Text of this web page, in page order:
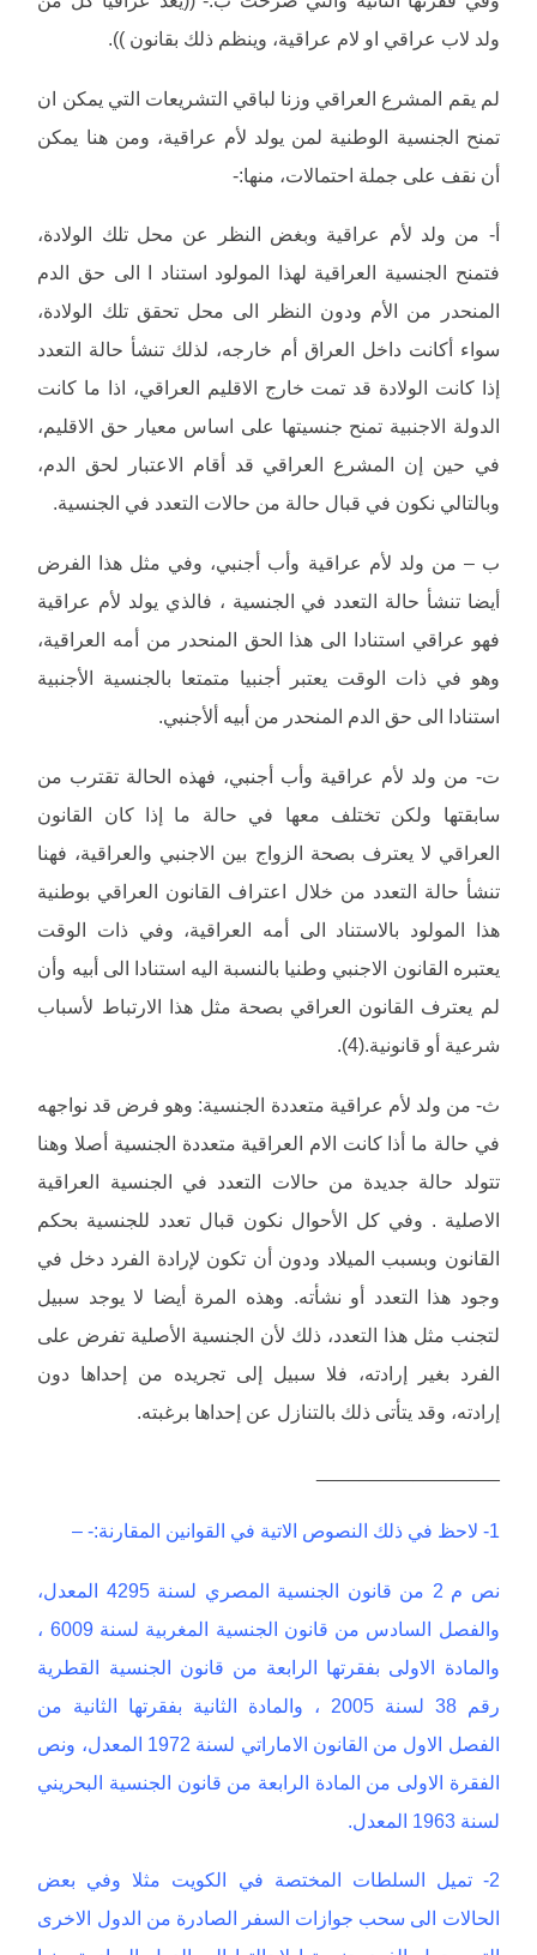
ولد لاب عراقي او لام عراقية، وينظم ذلك بقانون )).
لم يقم المشرع العراقي وزنا لباقي التشريعات التي يمكن ان
تمنح الجنسية الوطنية لمن يولد لأم عراقية، ومن هنا يمكن
أن نقف على جملة احتمالات، منها:-
أ- من ولد لأم عراقية وبغض النظر عن محل تلك الولادة،
فتمنح الجنسية العراقية لهذا المولود استناد ا الى حق الدم
المنحدر من الأم ودون النظر الى محل تحقق تلك الولادة،
سواء أكانت داخل العراق أم خارجه، لذلك تنشأ حالة التعدد
إذا كانت الولادة قد تمت خارج الاقليم العراقي، اذا ما كانت
الدولة الاجنبية تمنح جنسيتها على اساس معيار حق الاقليم،
في حين إن المشرع العراقي قد أقام الاعتبار لحق الدم،
وبالتالي نكون في قبال حالة من حالات التعدد في الجنسية.
ب – من ولد لأم عراقية وأب أجنبي، وفي مثل هذا الفرض
أيضا تنشأ حالة التعدد في الجنسية ، فالذي يولد لأم عراقية
فهو عراقي استنادا الى هذا الحق المنحدر من أمه العراقية،
وهو في ذات الوقت يعتبر أجنبيا متمتعا بالجنسية الأجنبية
استنادا الى حق الدم المنحدر من أبيه ألأجنبي.
ت- من ولد لأم عراقية وأب أجنبي، فهذه الحالة تقترب من
سابقتها ولكن تختلف معها في حالة ما إذا كان القانون
العراقي لا يعترف بصحة الزواج بين الاجنبي والعراقية، فهنا
تنشأ حالة التعدد من خلال اعتراف القانون العراقي بوطنية
هذا المولود بالاستناد الى أمه العراقية، وفي ذات الوقت
يعتبره القانون الاجنبي وطنيا بالنسبة اليه استنادا الى أبيه وأن
لم يعترف القانون العراقي بصحة مثل هذا الارتباط لأسباب
شرعية أو قانونية.(4).
ث- من ولد لأم عراقية متعددة الجنسية: وهو فرض قد نواجهه
في حالة ما أذا كانت الام العراقية متعددة الجنسية أصلا وهنا
تتولد حالة جديدة من حالات التعدد في الجنسية العراقية
الاصلية . وفي كل الأحوال نكون قبال تعدد للجنسية بحكم
القانون وبسبب الميلاد ودون أن تكون لإرادة الفرد دخل في
وجود هذا التعدد أو نشأته. وهذه المرة أيضا لا يوجد سبيل
لتجنب مثل هذا التعدد، ذلك لأن الجنسية الأصلية تفرض على
الفرد بغير إرادته، فلا سبيل إلى تجريده من إحداها دون
إرادته، وقد يتأتى ذلك بالتنازل عن إحداها برغبته.
1- لاحظ في ذلك النصوص الاتية في القوانين المقارنة:- –
نص م 2 من قانون الجنسية المصري لسنة 4295 المعدل،
والفصل السادس من قانون الجنسية المغربية لسنة 6009 ،
والمادة الاولى بفقرتها الرابعة من قانون الجنسية القطرية
رقم 38 لسنة 2005 ، والمادة الثانية بفقرتها الثانية من
الفصل الاول من القانون الاماراتي لسنة 1972 المعدل، ونص
الفقرة الاولى من المادة الرابعة من قانون الجنسية البحريني
لسنة 1963 المعدل.
2- تميل السلطات المختصة في الكويت مثلا وفي بعض
الحالات الى سحب جوازات السفر الصادرة من الدول الاخرى